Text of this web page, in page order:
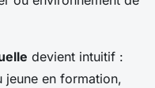
devient intuitif :
jeune en formation,